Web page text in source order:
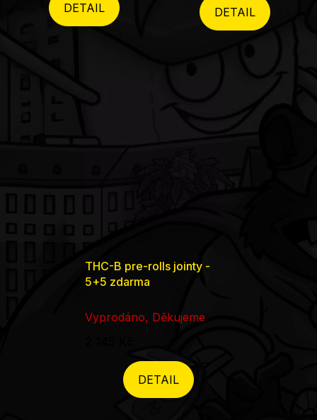
hvězdiček.DETAIL DETAIL
THC-B pre-rolls jointy -
5+5 zdarma
Vyprodáno, Děkujeme
DETAIL